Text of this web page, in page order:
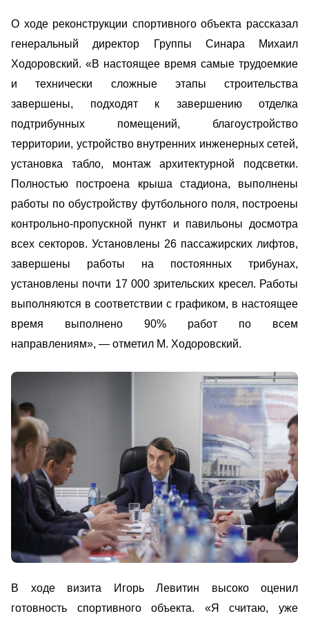
О ходе реконструкции спортивного объекта рассказал
генеральный директор Группы Синара Михаил
Ходоровский. «В настоящее время самые трудоемкие
и технически сложные этапы строительства
завершены, подходят к завершению отделка
подтрибунных помещений, благоустройство
территории, устройство внутренних инженерных сетей,
установка табло, монтаж архитектурной подсветки.
Полностью построена крыша стадиона, выполнены
работы по обустройству футбольного поля, построены
контрольно-пропускной пункт и павильоны досмотра
всех секторов. Установлены 26 пассажирских лифтов,
завершены работы на постоянных трибунах,
установлены почти 17 000 зрительских кресел. Работы
выполняются в соответствии с графиком, в настоящее
время выполнено 90% работ по всем
направлениям», — отметил М. Ходоровский.
В ходе визита Игорь Левитин высоко оценил
готовность спортивного объекта. «Я считаю, уже